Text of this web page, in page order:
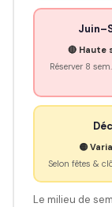
🔴 Haute
Réserver 8
Déc
🟡
Selon fêtes &
Le milieu de